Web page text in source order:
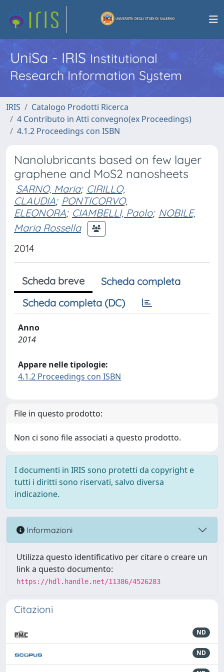
UniSa - IRISInstitutional
Research Information System
IRIS
Catalogo Prodotti Ricerca
4 Contributo in Atti convegno(ex Proceedings)
4.1.2 Proceedings con ISBN
Nanolubricants based on few layer
graphene and MoS2 nanosheets
SARNO, Maria; CIRILLO,
CLAUDIA; PONTICORVO,
ELEONORA; CIAMBELLI, Paolo; NOBILE,
Maria Rossella
2014
Scheda breve
Scheda completa
Scheda completa (DC)
Anno
2014
Appare nelle tipologie:
4.1.2 Proceedings con ISBN
File in questo prodotto:
Non ci sono file associati a questo prodotto.
I documenti in IRIS sono protetti da copyright e
tutti i diritti sono riservati, salvo diversa
indicazione.
Informazioni
Utilizza questo identificativo per citare o creare un
link a questo documento:
https://hdl.handle.net/11386/4526283
Citazioni
ND
ND